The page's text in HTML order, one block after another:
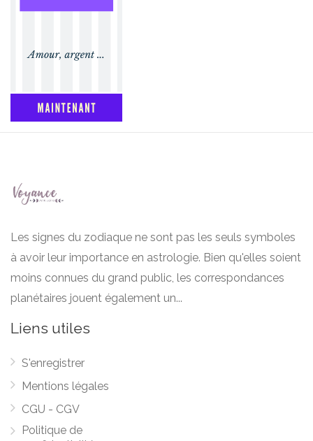
Les signes du zodiaque ne sont pas les seuls symboles
à avoir leur importance en astrologie. Bien qu'elles soient
moins connues du grand public, les correspondances
planétaires jouent également un...
Liens utiles
S'enregistrer
Mentions légales
CGU - CGV
Politique de